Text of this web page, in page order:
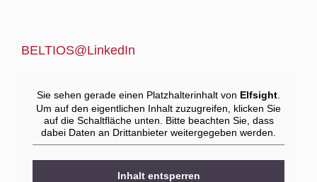
BELTIOS@LinkedIn
Sie sehen gerade einen Platzhalterinhalt von Elfsight
Um auf den eigentlichen Inhalt zuzugreifen, klicken Sie
auf die Schaltfläche unten. Bitte beachten Sie, dass
dabei Daten an Drittanbieter weitergegeben werden.
Inhalt entsperren